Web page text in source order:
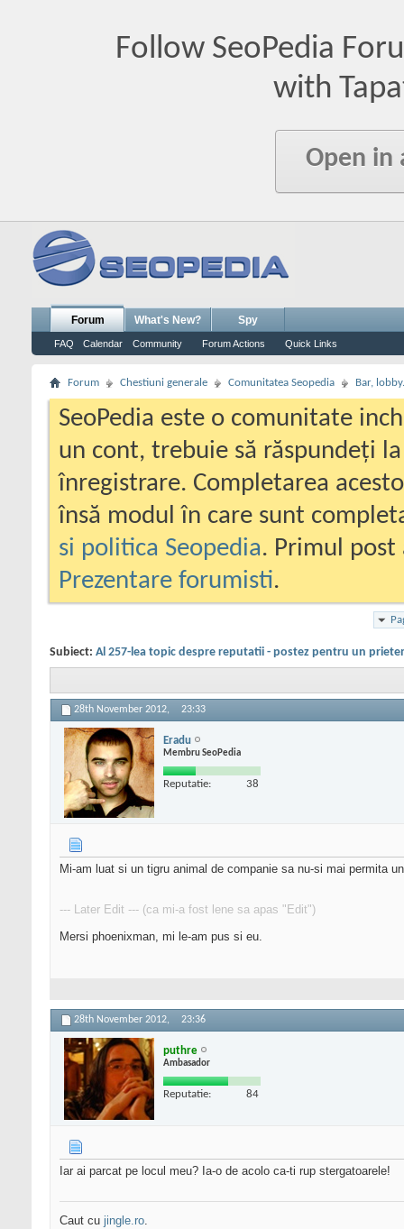
Follow SeoPedia
with
Open in
Forum
FAQ Calendar Community Forum Actions Quick Links
What's New? Spy
Forum Chestiuni generale Comunitatea Seopedia Bar,
SeoPedia este o comunitate
un cont, trebuie să răspundeți
înregistrare. Completarea
însă modul în care sunt
si politica Seopedia. Primul
Prezentare forumisti.
Subiect: Al 257-lea topic despre reputatii - postez pentru un
28th November 2012, 23:33
Eradu
Membru SeoPedia
Reputatie: 38
Mi-am luat si un tigru animal de companie sa nu-si mai permita
--- Later Edit --- (ca mi-a fost lene sa apas "Edit")
Mersi phoenixman, mi le-am pus si eu.
28th November 2012, 23:36
puthre
Ambasador
Reputatie: 84
Iar ai parcat pe locul meu? Ia-o de acolo ca-ti rup stergatoarele!
Caut cu jingle.ro.